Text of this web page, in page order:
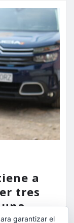
a
tres
garantizar el